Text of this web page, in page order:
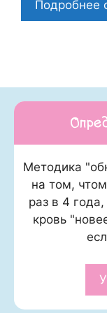
Подробнее
Методика
на том,
раз в 4
кровь